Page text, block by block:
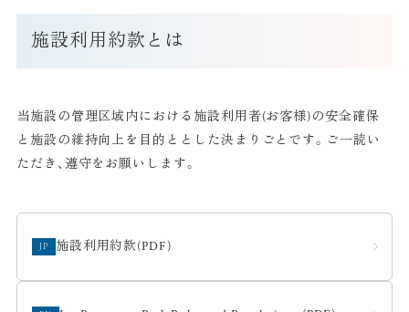
施設利用約款とは
当施設の管理区域内における施設利用者(お客様)の安全確保
と施設の維持向上を目的ととした決まりごとです。ご一読い
ただき、遵守をお願いします。
JP 施設利用約款(PDF)